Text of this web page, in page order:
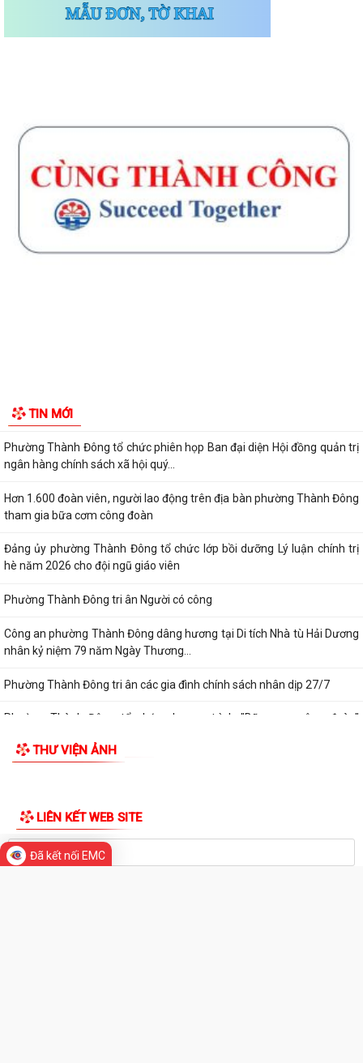
Kết quả Kỳ họp thứ 3 HĐND thành phố Hải Phòng khóa XIV, nhiệm kỳ
Khai thác tài liệu số và Chatbox AI trợi giúp pháp luật
Đẩy mạnh tuyên truyền thực hiện Chương trình hành động của Thành
ủy về xây dựng và hoàn thiện nhà...
Tăng cường các giải pháp đấu tranh, ngăn chặn và xử lý hành vi xâm
phạm quyền sở hữu trí tuệ trên...
Ủy ban nhân dân phường Thành Đông thông báo về việc chấm dứt
Đảng ủy phường Thành Đông đẩy mạnh tuyên truyền, thực hiện Nghị
Phường Thành Đông tuyên truyền chương trình tuyển chọn thực tập
Phường Thành Đông tham dự Hội nghị trực tuyến toán quốc nghiên
cứu, học tập, quán triệt và triển...
Công an phường Thành Đông cảnh báo: Sử dụng trái phép chất ma
Đã kết nối EMC